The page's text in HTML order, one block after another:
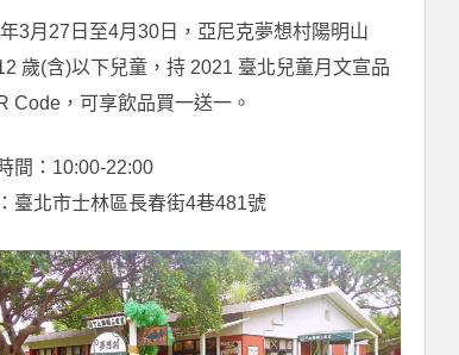
3月27日至4月30日，亞尼克夢想村陽明山
歲(含)以下兒童，持 2021 臺北兒童月文宣品
Code，可享飲品買一送一。
間：10:00-22:00
臺北市士林區長春街4巷481號